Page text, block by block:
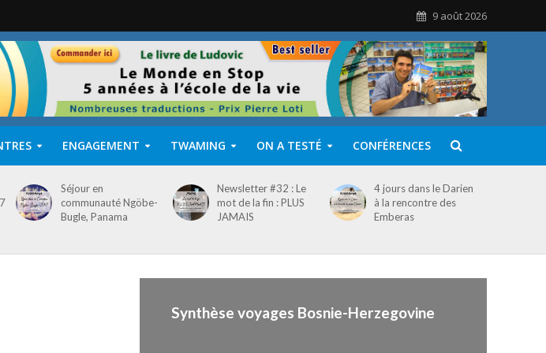
9 août 2026
ENGAGEMENT TWAMING ON A TESTÉ CONFÉRENCES
Séjour en
communauté Ngöbe-
Bugle, Panama
Newsletter #32 : Le
mot de la fin : PLUS
JAMAIS
4 jours dans le Darien
à la rencontre des
Emberas
Synthèse voyages Bosnie-Herzegovine